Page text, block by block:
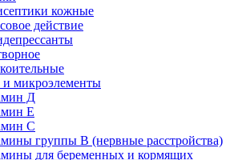
кожные
действие
микроэлементы
Д
Е
С
группы В (нервные расстройства)
для беременных и кормящих